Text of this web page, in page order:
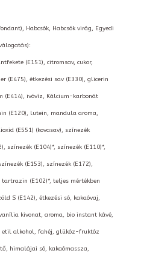
Habcsók, Habcsók virág, Egyedi
(E151), citromsav, cukor,
(E475), étkezési sav (E330), glicerin
(E414), ivóvíz, Kálcium-karbonát
(E120), lutein, mandula aroma,
(E551) (kovasav), színezék
színezék (E104)*, színezék (E110)*,
(E153), színezék (E172),
(E102)*, teljes mértékben
S (E142), étkezési só, kakaóvaj,
kivonat, aroma, bio instant kávé,
etil alkohol, fahéj, glükóz-fruktóz
himalájai só, kakaómassza,